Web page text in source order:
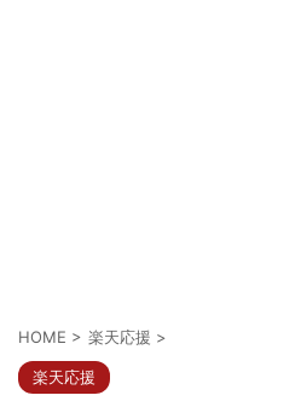
HOME > 楽天応援 >
楽天応援